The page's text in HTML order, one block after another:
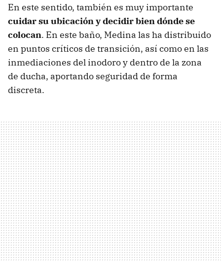
En este sentido, también es muy importante
cuidar su ubicación y decidir bien dónde se
colocan. En este baño, Medina las ha distribuido
en puntos críticos de transición, así como en las
inmediaciones del inodoro y dentro de la zona
de ducha, aportando seguridad de forma
discreta.